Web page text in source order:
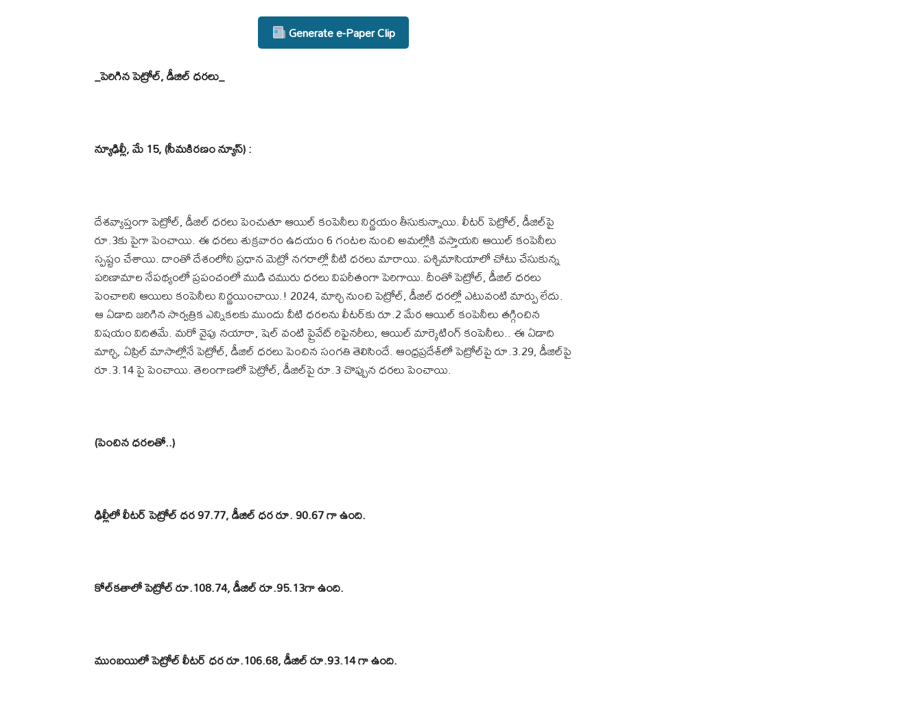
Generate e-Paper Clip
_పెరిగిన పెట్రోల్, డీజిల్ ధరలు_
న్యూఢిల్లీ, మే 15, (సీమకిరణం న్యూస్) :
దేశవ్యాప్తంగా పెట్రోల్‌, డీజిల్ ధరలు పెంచుతూ ఆయిల్ కంపెనీలు నిర్ణయం తీసుకున్నాయి. లీటర్‌ పెట్రోల్‌, డీజిల్‌‌పై
రూ.3కు పైగా పెంచాయి. ఈ ధరలు శుక్రవారం ఉదయం 6 గంటల నుంచి అమల్లోకి వస్తాయని ఆయిల్ కంపెనీలు
స్పష్టం చేశాయి. దాంతో దేశంలోని ప్రధాన మెట్రో నగరాల్లో వీటి ధరలు మారాయి. పశ్చిమాసియాలో చోటు చేసుకున్న
పరిణామాల నేపథ్యంలో ప్రపంచంలో ముడి చమురు ధరలు విపరీతంగా పెరిగాయి. దీంతో పెట్రోల్, డీజిల్ ధరలు
పెంచాలని ఆయిలు కంపెనీలు నిర్ణయించాయి.! 2024, మార్చి నుంచి పెట్రోల్, డీజిల్ ధరల్లో ఎటువంటి మార్పు లేదు.
ఆ ఏడాది జరిగిన సార్వత్రిక ఎన్నికలకు ముందు వీటి ధరలను లీటర్‌కు రూ.2 మేర ఆయిల్ కంపెనీలు తగ్గించిన
విషయం విదితమే. మరో వైపు నయారా, షెల్ వంటి ప్రైవేట్ రిఫైనరీలు, ఆయిల్ మార్కెటింగ్ కంపెనీలు.. ఈ ఏడాది
మార్చి, ఏప్రిల్ మాసాల్లోనే పెట్రోల్, డీజిల్ ధరలు పెంచిన సంగతి తెలిసిందే. ఆంధ్రప్రదేశ్‌లో పెట్రోల్‌పై రూ.3.29, డీజిల్‌పై
రూ.3.14 పై పెంచాయి. తెలంగాణలో పెట్రోల్, డీజిల్‌పై రూ.3 చొప్పున ధరలు పెంచాయి.
(పెంచిన ధరలతో..)
ఢిల్లీలో లీటర్ పెట్రోల్ ధర 97.77, డీజిల్ ధర రూ. 90.67 గా ఉంది.
కోల్‌కతాలో పెట్రోల్ రూ.108.74, డీజిల్ రూ.95.13గా ఉంది.
ముంబయిలో పెట్రోల్ లీటర్ ధర రూ.106.68, డీజిల్ రూ.93.14 గా ఉంది.